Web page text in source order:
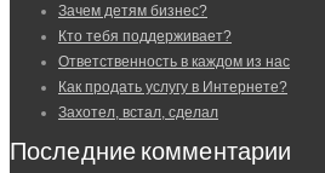
Зачем детям бизнес?
Кто тебя поддерживает?
Ответственность в каждом из нас
Как продать услугу в Интернете?
Захотел, встал, сделал
Последние комментарии